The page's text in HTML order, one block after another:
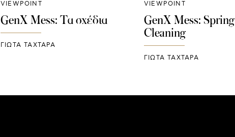
VIEWPOINT
GenX Mess: Τα σχέδια
ΓΙΩΤΑ ΤΑΧΤΑΡΑ
VIEWPOINT
GenX Mess: Spring
Cleaning
ΓΙΩΤΑ ΤΑΧΤΑΡΑ